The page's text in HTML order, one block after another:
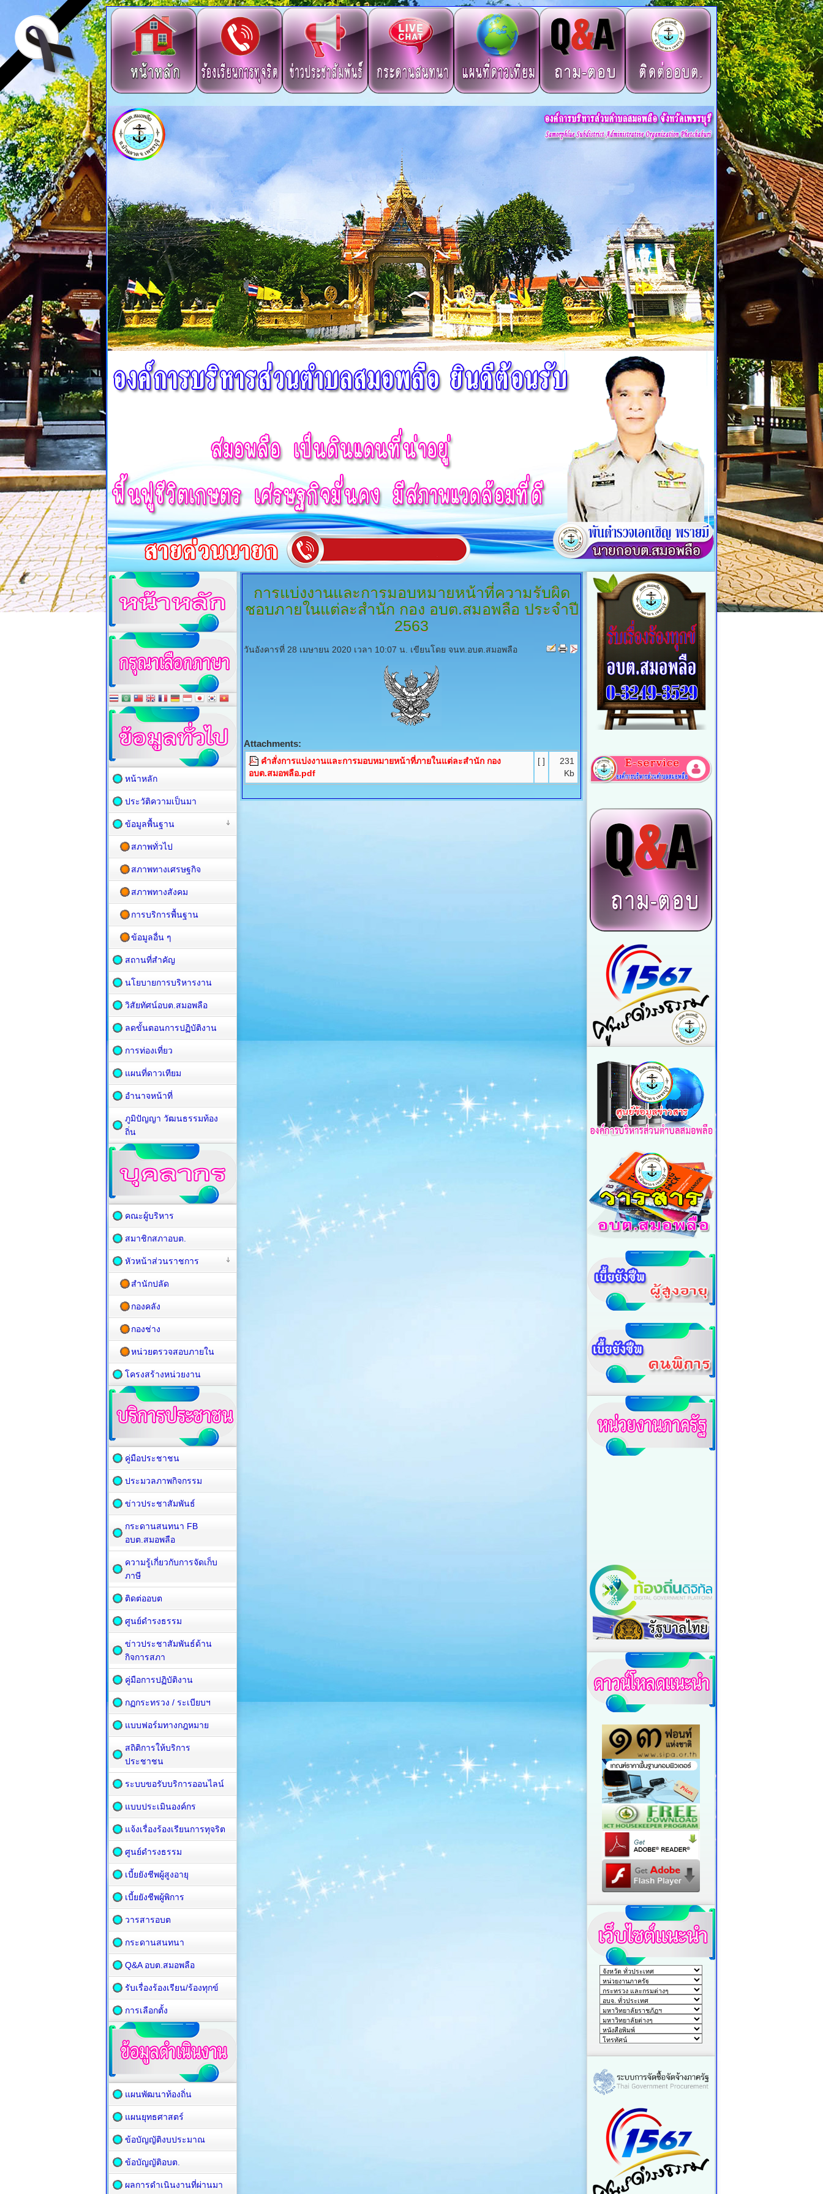
การแบ่งงานและการมอบหมายหน้าที่ความรับผิด
ชอบภายในแต่ละสำนัก กอง อบต.สมอพลือ ประจำปี
2563
วันอังคารที่ 28 เมษายน 2020 เวลา 10:07 น. เขียนโดย จนท.อบต.สมอพลือ
Attachments:
คำสั่งการแบ่งงานและการมอบหมายหน้าที่ภายในแต่ละสำนัก กอง
อบต.สมอพลือ.pdf
[ ]
231
Kb
หน้าหลัก
ประวัติความเป็นมา
ข้อมูลพื้นฐาน
สภาพทั่วไป
สภาพทางเศรษฐกิจ
สภาพทางสังคม
การบริการพื้นฐาน
ข้อมูลอื่น ๆ
สถานที่สำคัญ
นโยบายการบริหารงาน
วิสัยทัศน์อบต.สมอพลือ
ลดขั้นตอนการปฏิบัติงาน
การท่องเที่ยว
แผนที่ดาวเทียม
อำนาจหน้าที่
ภูมิปัญญา วัฒนธรรมท้อง
ถิ่น
คณะผู้บริหาร
สมาชิกสภาอบต.
หัวหน้าส่วนราชการ
สำนักปลัด
กองคลัง
กองช่าง
หน่วยตรวจสอบภายใน
โครงสร้างหน่วยงาน
คู่มือประชาชน
ประมวลภาพกิจกรรม
ข่าวประชาสัมพันธ์
กระดานสนทนา FB
อบต.สมอพลือ
ความรู้เกี่ยวกับการจัดเก็บ
ภาษี
ติดต่ออบต
ศูนย์ดำรงธรรม
ข่าวประชาสัมพันธ์ด้าน
กิจการสภา
คู่มือการปฏิบัติงาน
กฏกระทรวง / ระเบียบฯ
แบบฟอร์มทางกฎหมาย
สถิติการให้บริการ
ประชาชน
ระบบขอรับบริการออนไลน์
แบบประเมินองค์กร
แจ้งเรื่องร้องเรียนการทุจริต
ศูนย์ดำรงธรรม
เบี้ยยังชีพผู้สูงอายุ
เบี้ยยังชีพผู้พิการ
วารสารอบต
กระดานสนทนา
Q&A อบต.สมอพลือ
รับเรื่องร้องเรียน/ร้องทุกข์
การเลือกตั้ง
แผนพัฒนาท้องถิ่น
แผนยุทธศาสตร์
ข้อบัญญัติงบประมาณ
ข้อบัญญัติอบต.
ผลการดำเนินงานที่ผ่านมา